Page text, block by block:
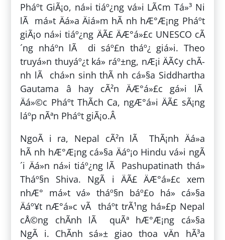
Pháº­t GiÃ¡o, ná»i tiáº¿ng vá»i LÃ¢m Tá»³ Ni
lÃ má»t Äá»a Äiá»m hÃ nh hÆ°Æ¡ng Pháº­t
giÃ¡o ná»i tiáº¿ng ÄÃ£ ÄÆ°á»£c UNESCO cÃ
´ng nháº­n lÃ di sáº£n tháº¿ giá»i. Theo
truyá»n thuyáº¿t ká» ráº±ng, nÆ¡i ÄÃ¢y chÃ­
nh lÃ chá»n sinh thÃ nh cá»§a Siddhartha
Gautama â hay cÃ²n ÄÆ°á»£c gá»i lÃ
Äá»©c Pháº­t ThÃ­ch Ca, ngÆ°á»i ÄÃ£ sÃ¡ng
láº­p nÃªn Pháº­t giÃ¡o.Â
NgoÃ i ra, Nepal cÃ²n lÃ ThÃ¡nh Äá»a
hÃ nh hÆ°Æ¡ng cá»§a Äáº¡o Hindu vá»i ngÃ
´i Äá»n ná»i tiáº¿ng lÃ Pashupatinath thá»
Tháº§n Shiva. NgÃ i ÄÃ£ ÄÆ°á»£c xem
nhÆ° má»t vá» tháº§n báº£o há» cá»§a
Äáº¥t nÆ°á»c vÃ tháº­t trÃ¹ng há»£p Nepal
cÅ©ng chÃ­nh lÃ quÃª hÆ°Æ¡ng cá»§a
NgÃ i. ChÃ­nh sá»± giao thoa vÄn hÃ³a